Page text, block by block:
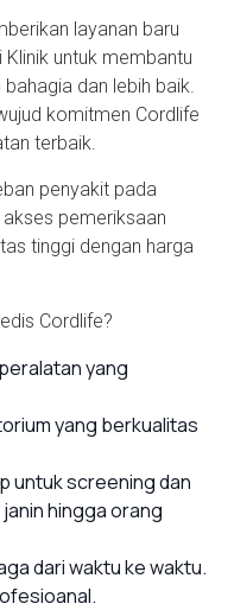
layanan baru
untuk membantu
dan lebih baik.
komitmen Cordlife
terbaik.
penyakit pada
pemeriksaan
tinggi dengan harga
Cordlife?
yang
yang berkualitas
untuk screening dan
hingga orang
dari waktu ke waktu.